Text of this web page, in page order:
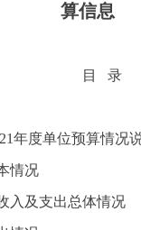
算信息
目 录
年度单位预算情况
情况
入及支出总体情况